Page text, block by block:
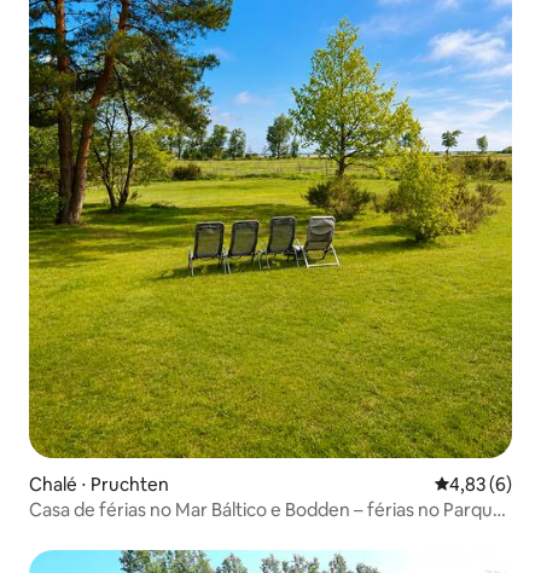
Chalé ⋅ Pruchten 4,83 de uma
4,83 (6)
Casa de férias no Mar Báltico e Bodden – férias no Parque